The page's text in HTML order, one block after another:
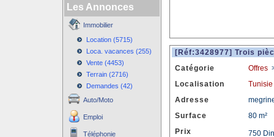
Les Annonces
Immobilier
Location (5715)
Loca. vacances (255)
Vente (4453)
Terrain (2716)
Demandes (42)
Auto/Moto
Emploi
Téléphonie
[Réf:3428977] Trois
Catégorie
Offres
Localisation
Tunisie
Adresse
Surface
80 m²
Prix
750